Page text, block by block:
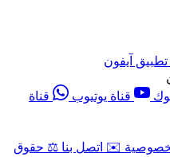
آيفون
قناة يوتيوب
قناة
✉️ اتصل بنا ⚖️ حقوق